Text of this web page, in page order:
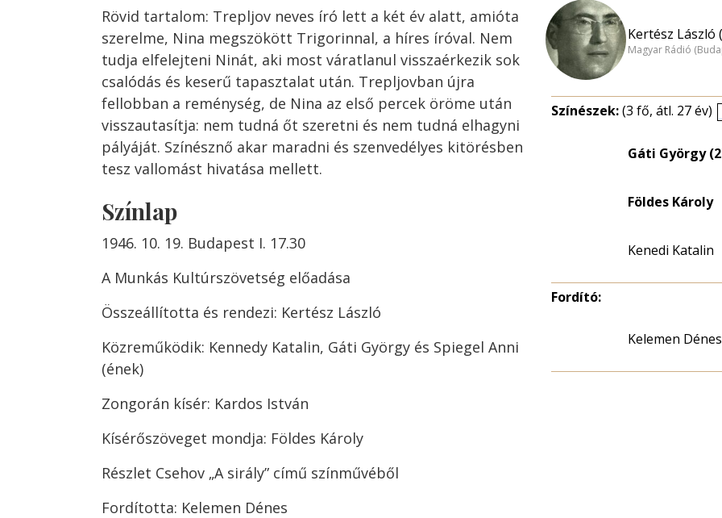
Rövid tartalom: Trepljov neves író lett a két év alatt, amióta
szerelme, Nina megszökött Trigorinnal, a híres íróval. Nem
tudja elfelejteni Ninát, aki most váratlanul visszaérkezik sok
csalódás és keserű tapasztalat után. Trepljovban újra
fellobban a reménység, de Nina az első percek öröme után
visszautasítja: nem tudná őt szeretni és nem tudná elhagyni
pályáját. Színésznő akar maradni és szenvedélyes kitörésben
tesz vallomást hivatása mellett.
Színlap
1946. 10. 19. Budapest I. 17.30
A Munkás Kultúrszövetség előadása
Összeállította és rendezi: Kertész László
Közreműködik: Kennedy Katalin, Gáti György és Spiegel Anni
(ének)
Zongorán kísér: Kardos István
Kísérőszöveget mondja: Földes Károly
Részlet Csehov „A sirály” című színművéből
Fordította: Kelemen Dénes
Kertész László
Magyar Rádió
Színészek:(3 fő, átl. 27 év)
Gáti György
Földes Károly
Kenedi Katalin
Fordító:
Kelemen Dénes